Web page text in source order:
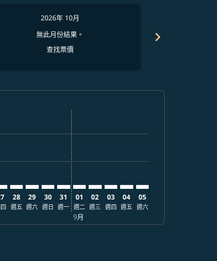
2026年 10月
無此月份結果。
查找票價
chevron_right
查找票價
disclaimer. 查找票價
offers-disclaimer. 查找票價
view-offers-disclaimer. 查找票價
cmp-view-offers-disclaimer. 查找票價
cmp-view-offers-disclaimer. 查找票價
cmp-view-offers-disclaimer. 查找票價
DEN–PQC: cmp-view-offers-disclaimer. 查找票價
28
週五
DEN–PQC: cmp-view-offers-disclaimer. 查找票價
29
週六
DEN–PQC: cmp-view-offers-disclaimer. 查找票價
30
週日
DEN–PQC: cmp-view-offers-disclaimer. 查找
31
週一
01
週二
9月
02
週三
03
週四
04
週五
05
週六